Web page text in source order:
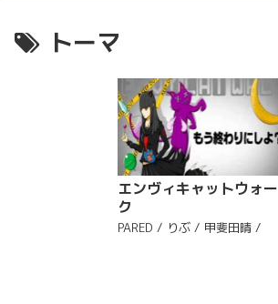
トーマ
エンヴィキャットウォー
ク
PARED / りぶ / 甲斐田晴 /